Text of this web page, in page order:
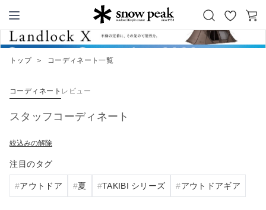
Snow Peak
お
気
カ
トップ ＞ コーディネート一覧
コーディネート レビュー
スタッフコーディネート
絞込みの解除
注目のタグ
アウトドア 夏 TAKIBI シリーズ アウトドアギア